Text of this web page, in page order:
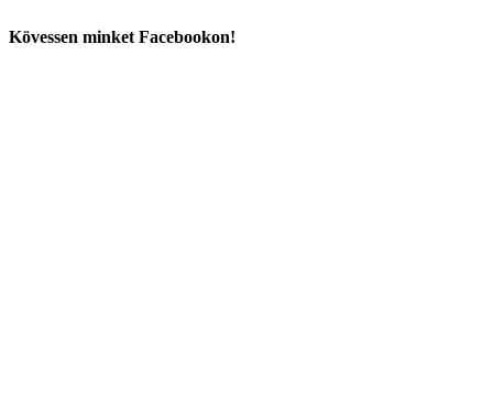
Kövessen minket Facebookon!